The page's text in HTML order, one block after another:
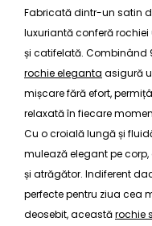
Fabricată dintr-un satin
luxuriantă conferă
și catifelată. Combinând
rochie eleganta asigură
mișcare fără efort,
relaxată în fiecare
Cu o croială lungă și
mulează elegant pe
și atrăgător. Indiferent
perfecte pentru ziua cea
deosebit, aceastărochie